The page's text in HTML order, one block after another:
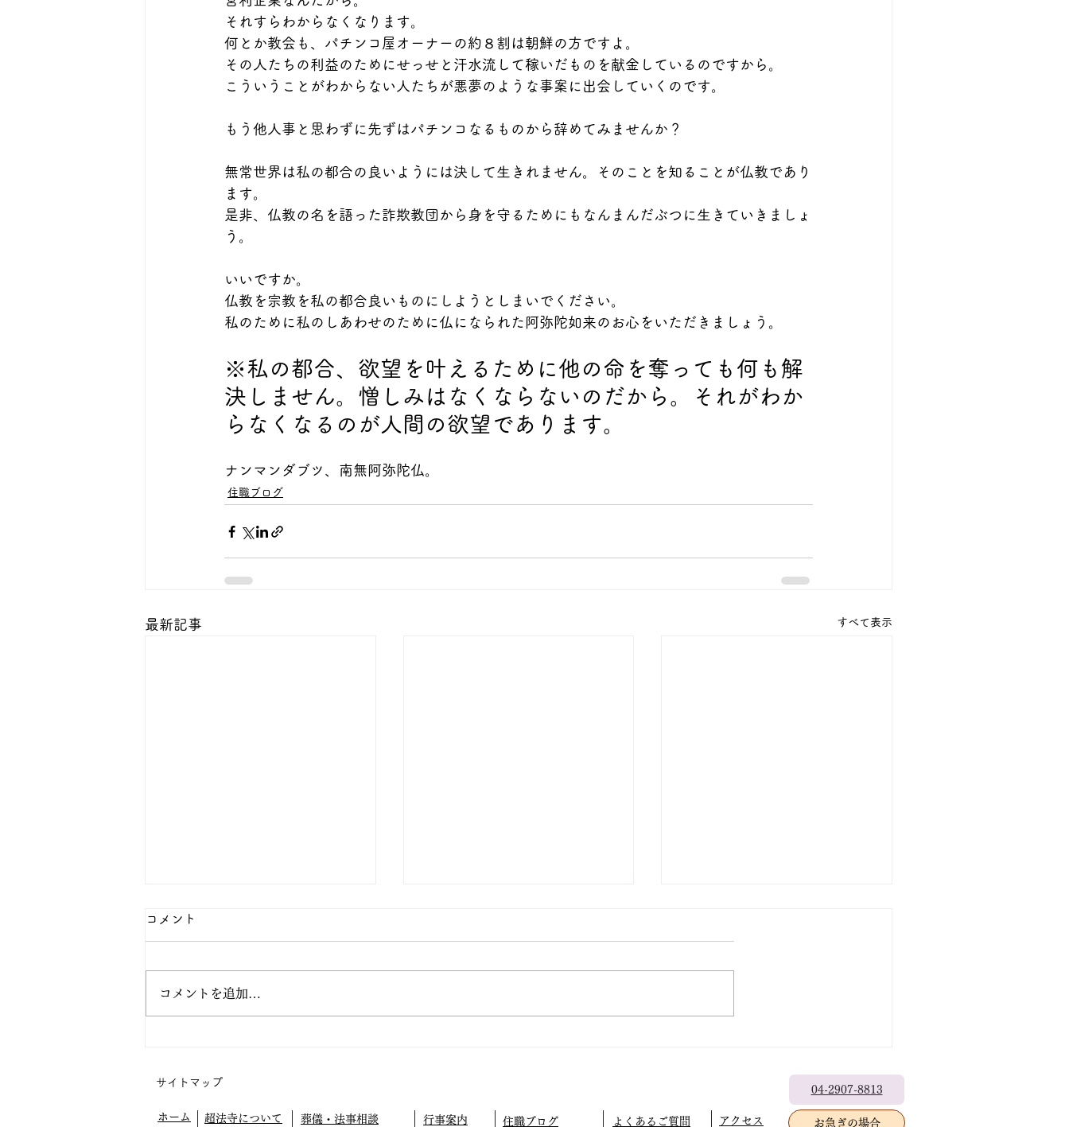
それすらわからなくなります。
何とか教会も、パチンコ屋オーナーの約８割は朝鮮の方ですよ。
その人たちの利益のためにせっせと汗水流して稼いだものを献金しているのですから。
こういうことがわからない人たちが悪夢のような事案に出会していくのです。
もう他人事と思わずに先ずはパチンコなるものから辞めてみませんか？
無常世界は私の都合の良いようには決して生きれません。そのことを知ることが仏教であり
ます。
是非、仏教の名を語った詐欺教団から身を守るためにもなんまんだぶつに生きていきましょ
う。
いいですか。
仏教を宗教を私の都合良いものにしようとしまいでください。
私のために私のしあわせのために仏になられた阿弥陀如来のお心をいただきましょう。
※私の都合、欲望を叶えるために他の命を奪っても何も解
決しません。憎しみはなくならないのだから。それがわか
らなくなるのが人間の欲望であります。
ナンマンダブツ、南無阿弥陀仏。
住職ブログ
最新記事 すべて表示
う
コメント
コメントを追加…
サイトマップ
04-2907-8813
ホーム 超法寺について 葬儀・法事相談 行事案内 住職ブログ よくあるご質問 お急ぎの場合
アクセス